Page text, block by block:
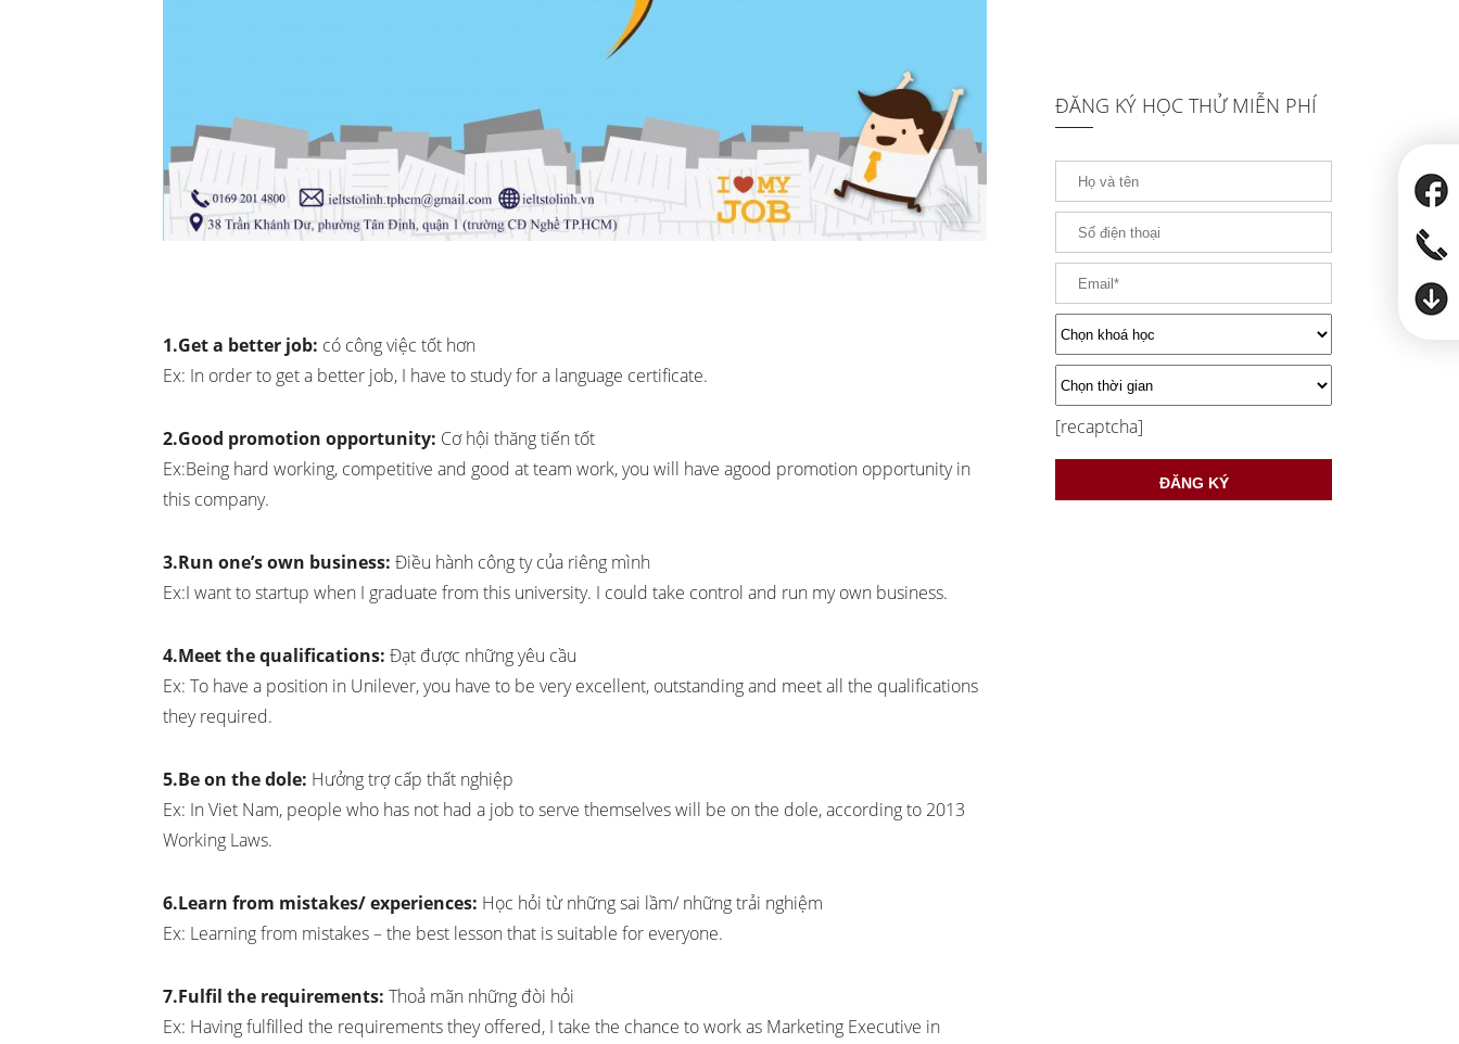
1.Get a better job: có công việc tốt hơn
Ex: In order to get a better job, I have to study for a language certificate.
2.Good promotion opportunity: Cơ hội thăng tiến tốt
Ex:Being hard working, competitive and good at team work, you will have agood promotion opportunity in
this company.
3.Run one’s own business: Điều hành công ty của riêng mình
Ex:I want to startup when I graduate from this university. I could take control and run my own business.
4.Meet the qualifications: Đạt được những yêu cầu
Ex: To have a position in Unilever, you have to be very excellent, outstanding and meet all the qualifications
they required.
5.Be on the dole: Hưởng trợ cấp thất nghiệp
Ex: In Viet Nam, people who has not had a job to serve themselves will be on the dole, according to 2013
Working Laws.
6.Learn from mistakes/ experiences: Học hỏi từ những sai lầm/ những trải nghiệm
Ex: Learning from mistakes – the best lesson that is suitable for everyone.
7.Fulfil the requirements: Thoả mãn những đòi hỏi
Ex: Having fulfilled the requirements they offered, I take the chance to work as Marketing Executive in
ĐĂNG KÝ HỌC THỬ MIỄN PHÍ
[recaptcha]